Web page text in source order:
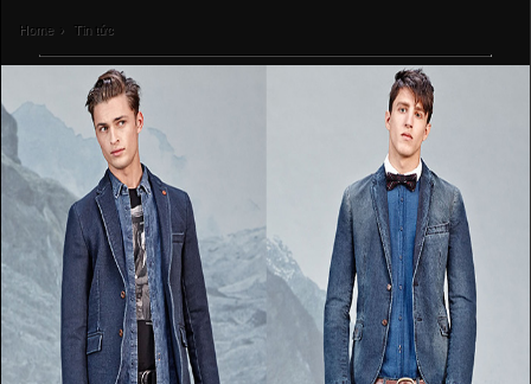
Home › Tin tức